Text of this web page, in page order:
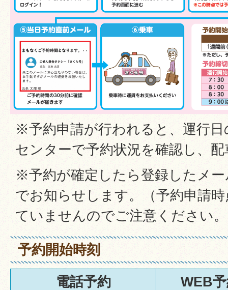
※予約申請が行われると、運行日
センターで予約状況を確認し、
※予約が確定したら登録したメ
でお知らせします。（予約申請
ていませんのでご注意ください
予約開始時刻
電話予約
WEB